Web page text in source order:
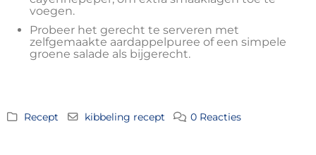
voegen.
Probeer het gerecht te serveren met
zelfgemaakte aardappelpuree of een simpele
groene salade als bijgerecht.
Recept kibbeling recept 0 Reacties